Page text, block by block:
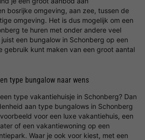
bosrijke omgeving, aan zee, tussen de
omgeving. Het is dus mogelijk om een
te huren met onder andere veel
een bungalow in Schonberg op een
gebruik kunt maken van een groot aantal
type bungalow naar wens
type vakantiehuisje in Schonberg? Dan
aan type bungalows in Schonberg
voor een luxe vakantiehuis, een
of een vakantiewoning op een
Waar je ook voor kiest, met een